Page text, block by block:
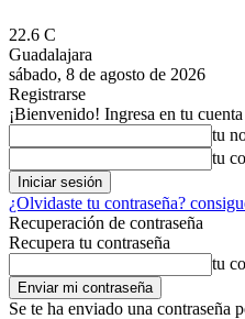
22.6 C
Guadalajara
sábado, 8 de agosto de 2026
Registrarse
¡Bienvenido! Ingresa en tu cuenta
tu
tu
¿Olvidaste tu contraseña?
Recuperación de contraseña
Recupera tu contraseña
tu
Se te ha enviado una contraseña